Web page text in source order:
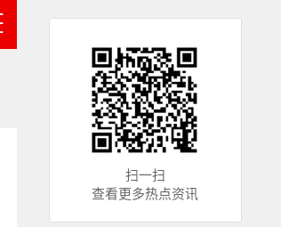
扫一扫
查看更多热点资讯